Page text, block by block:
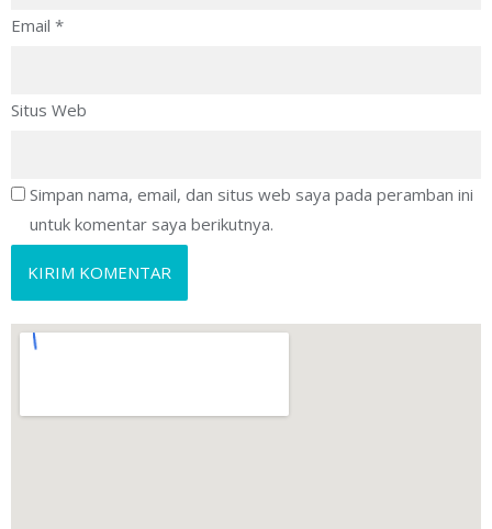
Email *
Situs Web
Simpan nama, email, dan situs web saya pada peramban ini
untuk komentar saya berikutnya.